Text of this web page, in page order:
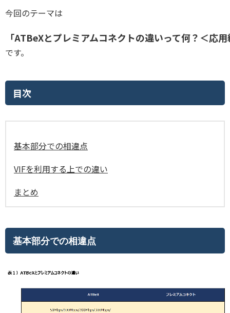
今回のテーマは
「ATBeXとプレミアムコネクトの違いって何？＜応
です。
目次
基本部分での相違点
VIFを利用する上での違い
まとめ
基本部分での相違点